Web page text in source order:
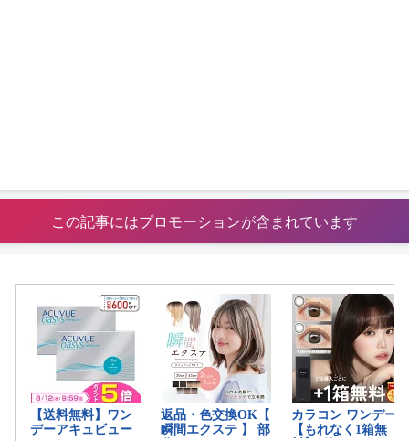
この記事にはプロモーションが含まれています